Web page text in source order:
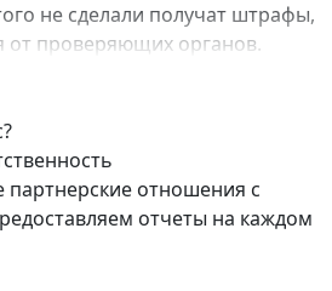
не сделали получат штрафы,
от проверяющих органов.
отношения с
отчеты на каждом